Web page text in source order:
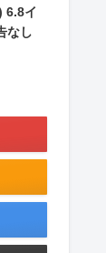
6.8イ
なし